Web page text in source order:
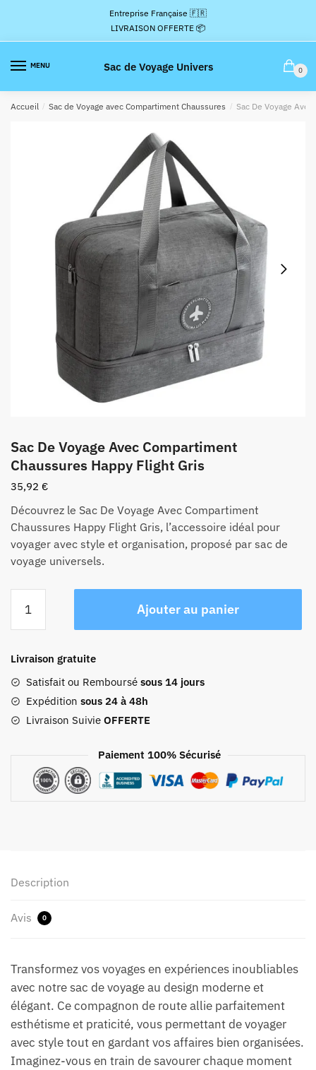
la
navigation
contenu
Entreprise Française 🇫🇷
LIVRAISON OFFERTE 📦
MENU Sac de Voyage Univers 0
Accueil / Sac de Voyage avec Compartiment Chaussures / Sac De Voyage
Sac De Voyage Avec Compartiment
Chaussures Happy Flight Gris
35,92 €
Découvrez le Sac De Voyage Avec Compartiment
Chaussures Happy Flight Gris, l’accessoire idéal pour
voyager avec style et organisation, proposé par sac de
voyage universels.
Sac
Voyage
Avec
Compartiment
Chaussures
Ajouter au panier
Livraison gratuite
Satisfait ou Remboursé sous 14 jours
Expédition sous 24 à 48h
Livraison Suivie OFFERTE
Paiement 100% Sécurisé
Description
Avis 0
Transformez vos voyages en expériences inoubliables
avec notre sac de voyage au design moderne et
élégant. Ce compagnon de route allie parfaitement
esthétisme et praticité, vous permettant de voyager
avec style tout en gardant vos affaires bien organisées.
Imaginez-vous en train de savourer chaque moment